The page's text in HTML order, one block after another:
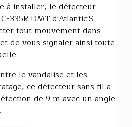
à installer, le détecteur
335R DMT d'Atlantic'S
tout mouvement dans
de vous signaler ainsi toute
le vandalise et les
ce détecteur sans fil a
de 9 m avec un angle